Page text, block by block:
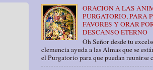
ORACION A LAS
PURGATORIO, PARA
FAVORES Y ORAR
DESCANSO ETERNO
Oh Señor desde tu
clemencia ayuda a las Almas que se
el Purgatorio para que puedan reunirse